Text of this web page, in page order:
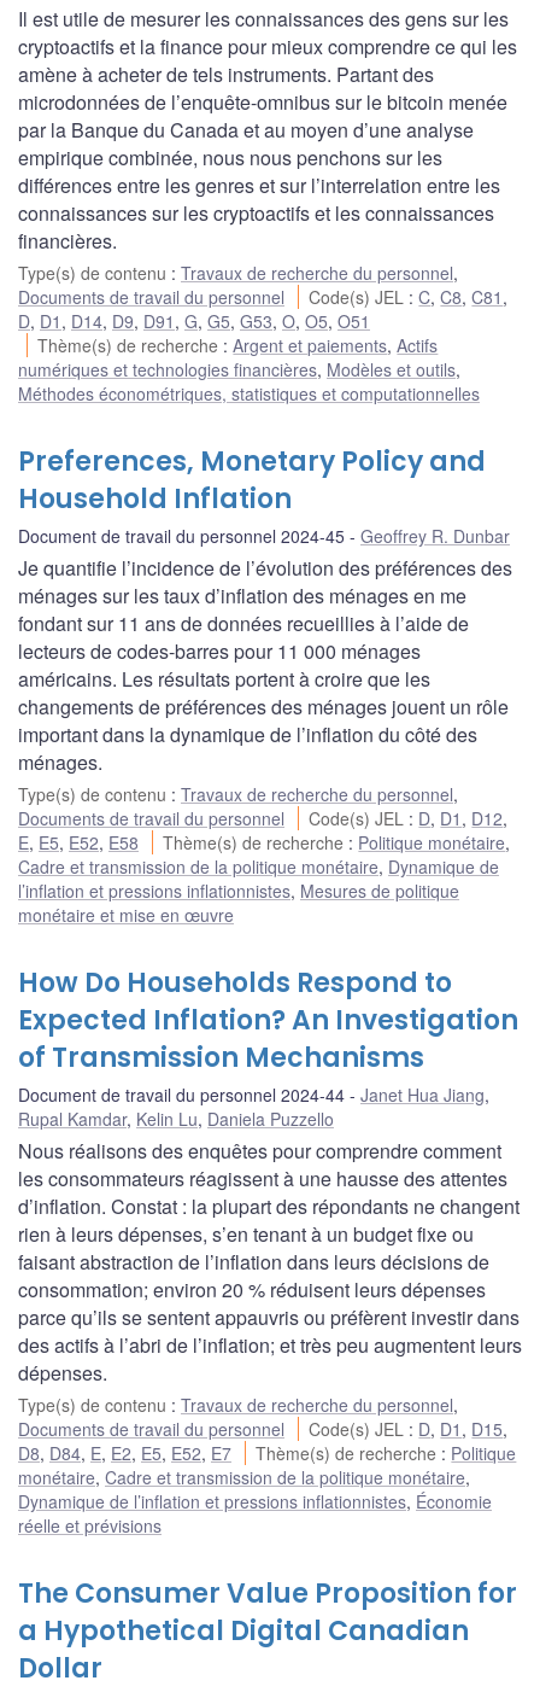
Il est utile de mesurer les connaissances des gens sur les
cryptoactifs et la finance pour mieux comprendre ce qui les
amène à acheter de tels instruments. Partant des
microdonnées de l’enquête-omnibus sur le bitcoin menée
par la Banque du Canada et au moyen d’une analyse
empirique combinée, nous nous penchons sur les
différences entre les genres et sur l’interrelation entre les
connaissances sur les cryptoactifs et les connaissances
financières.
Type(s) de contenu : Travaux de recherche du personnel,
Documents de travail du personnel
Code(s) JEL :C,C8,C81 ,
D, D1 , D14, D9, D91 , G, G5, G53, O, O5, O51
Thème(s) de recherche :Argent et paiements,Actifs
numériques et technologies financières, Modèles et outils,
Méthodes économétriques, statistiques et computationnelles
Preferences, Monetary Policy and
Household Inflation
Document de travail du personnel 2024-45 Geoffrey R. Dunbar
Je quantifie l’incidence de l’évolution des préférences des
ménages sur les taux d’inflation des ménages en me
fondant sur 11 ans de données recueillies à l’aide de
lecteurs de codes-barres pour 11 000 ménages
américains. Les résultats portent à croire que les
changements de préférences des ménages jouent un rôle
important dans la dynamique de l’inflation du côté des
ménages.
Type(s) de contenu : Travaux de recherche du personnel,
Documents de travail du personnel
Code(s) JEL : D, D1 , D12,
E, E5, E52, E58 Thème(s) de recherche : Politique monétaire,
Cadre et transmission de la politique monétaire, Dynamique de
l’inflation et pressions inflationnistes, Mesures de politique
monétaire et mise en œuvre
How Do Households Respond to
Expected Inflation? An Investigation
of Transmission Mechanisms
Document de travail du personnel 2024-44 Janet Hua Jiang,
Rupal Kamdar, Kelin Lu, Daniela Puzzello
Nous réalisons des enquêtes pour comprendre comment
les consommateurs réagissent à une hausse des attentes
d’inflation. Constat : la plupart des répondants ne changent
rien à leurs dépenses, s’en tenant à un budget fixe ou
faisant abstraction de l’inflation dans leurs décisions de
consommation; environ 20 % réduisent leurs dépenses
parce qu’ils se sentent appauvris ou préfèrent investir dans
des actifs à l’abri de l’inflation; et très peu augmentent leurs
dépenses.
Type(s) de contenu : Travaux de recherche du personnel,
Documents de travail du personnel
Code(s) JEL : D, D1 , D15,
D8, D84, E, E2, E5, E52, E7 Thème(s) de recherche : Politique
monétaire, Cadre et transmission de la politique monétaire,
Dynamique de l’inflation et pressions inflationnistes, Économie
réelle et prévisions
The Consumer Value Proposition for
a Hypothetical Digital Canadian
Dollar